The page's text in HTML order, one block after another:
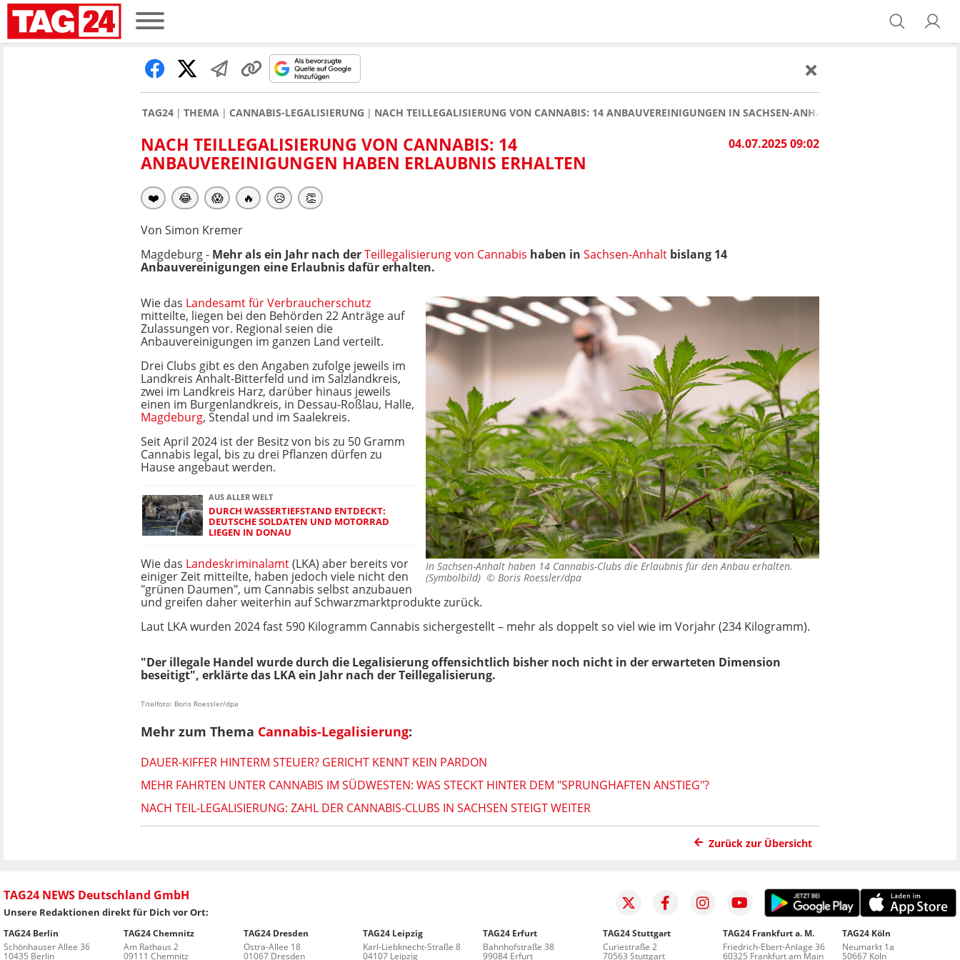
TAG24 THEMA CANNABIS-LEGALISIERUNG NACH TEILLEGALISIERUNG VON CANNABIS: 14 ANBAUVEREINIGUNGEN IN SACHSEN-ANHALT HABEN ERLAUBNIS
04.07.2025 09:02
NACH TEILLEGALISIERUNG VON CANNABIS: 14
ANBAUVEREINIGUNGEN HABEN ERLAUBNIS ERHALTEN
❤️ 😂 😱 🔥 😥 👏
Von Simon Kremer
Magdeburg - Mehr als ein Jahr nach derTeillegalisierung von Cannabis haben in Sachsen-Anhalt bislang 14
Anbauvereinigungen eine Erlaubnis dafür erhalten.
In Sachsen-Anhalt haben 14 Cannabis-Clubs die Erlaubnis für den Anbau erhalten.
(Symbolbild) © Boris Roessler/dpa
Wie das Landesamt für Verbraucherschutz
mitteilte, liegen bei den Behörden 22 Anträge auf
Zulassungen vor. Regional seien die
Anbauvereinigungen im ganzen Land verteilt.
Drei Clubs gibt es den Angaben zufolge jeweils im
Landkreis Anhalt-Bitterfeld und im Salzlandkreis,
zwei im Landkreis Harz, darüber hinaus jeweils
einen im Burgenlandkreis, in Dessau-Roßlau, Halle,
Magdeburg, Stendal und im Saalekreis.
Seit April 2024 ist der Besitz von bis zu 50 Gramm
Cannabis legal, bis zu drei Pflanzen dürfen zu
Hause angebaut werden.
AUS ALLER WELT
DURCH WASSERTIEFSTAND ENTDECKT:
DEUTSCHE SOLDATEN UND MOTORRAD
LIEGEN IN DONAU
Wie das Landeskriminalamt(LKA) aber bereits vor
einiger Zeit mitteilte, haben jedoch viele nicht den
"grünen Daumen", um Cannabis selbst anzubauen
und greifen daher weiterhin auf Schwarzmarktprodukte zurück.
Laut LKA wurden 2024 fast 590 Kilogramm Cannabis sichergestellt – mehr als doppelt so viel wie im Vorjahr (234 Kilogramm).
"Der illegale Handel wurde durch die Legalisierung offensichtlich bisher noch nicht in der erwarteten Dimension
beseitigt", erklärte das LKA ein Jahr nach der Teillegalisierung.
Titelfoto: Boris Roessler/dpa
Mehr zum Thema Cannabis-Legalisierung:
DAUER-KIFFER HINTERM STEUER? GERICHT KENNT KEIN PARDON
MEHR FAHRTEN UNTER CANNABIS IM SÜDWESTEN: WAS STECKT HINTER DEM "SPRUNGHAFTEN ANSTIEG"?
NACH TEIL-LEGALISIERUNG: ZAHL DER CANNABIS-CLUBS IN SACHSEN STEIGT WEITER
Zurück zur Übersicht
TAG24 NEWS Deutschland GmbH
Unsere Redaktionen direkt für Dich vor Ort:
TAG24 Berlin
Schönhauser Allee 36
10435 Berlin
TAG24 Chemnitz
Am Rathaus 2
09111 Chemnitz
TAG24 Dresden
Ostra-Allee 18
01067 Dresden
TAG24 Leipzig
Karl-Liebknecht-Straße 8
04107 Leipzig
TAG24 Erfurt
Bahnhofstraße 38
99084 Erfurt
TAG24 Stuttgart
Curiestraße 2
70563 Stuttgart
TAG24 Frankfurt a. M.
Friedrich-Ebert-Anlage 36
60325 Frankfurt am Main
TAG24 Köln
Neumarkt 1a
50667 Köln